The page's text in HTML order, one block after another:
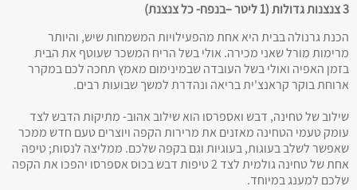
3 צנצנות גדולות (1 ליטר –בנפח- כל צנצנת)
הכנת גרנולה בבית היא אחת מהפעילויות המשמחות שיש, והיותר
מרימות מורל שאני מכירה. אולי בשל הריח המשכר שעוטף את הבית
בזמן האפיה ואולי בשל העובדה שבמינימום מאמץ תחכה לכם במקרר
ארוחת בוקר קראנצ'ית בריאה ונהדרת למשך שבועות רבים.
שילוב של טחינה, דבש ואספרסו הוא שילוב אהוב- מתיקות הדבש לצד
עומק טעמי הטחינה מאזנים את מרירות הקפה ויוצרים טעם חדש ממכר
שאפשר לשלב בעוגות, בעוגיות וגם בקפה שלכם. ממליצה לנסות; טיפה
אחת של טחינה גולמית לצד 2 טיפות דבש בכוס אספרסו יהפכו את הקפה
שלכם למענג במיוחד.